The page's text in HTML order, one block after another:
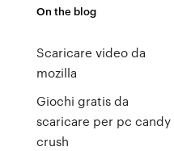
On the blog
Scaricare video da
mozilla
Giochi gratis da
scaricare per pc candy
crush